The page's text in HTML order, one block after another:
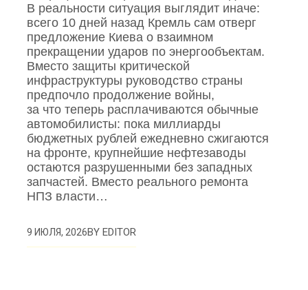
В реальности ситуация выглядит иначе:
всего 10 дней назад Кремль сам отверг
предложение Киева о взаимном
прекращении ударов по энергообъектам.
Вместо защиты критической
инфраструктуры руководство страны
предпочло продолжение войны,
за что теперь расплачиваются обычные
автомобилисты: пока миллиарды
бюджетных рублей ежедневно сжигаются
на фронте, крупнейшие нефтезаводы
остаются разрушенными без западных
запчастей. Вместо реального ремонта
НПЗ власти…
9 ИЮЛЯ, 2026BYEDITOR